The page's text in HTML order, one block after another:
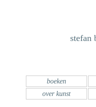
boeken
over kunst